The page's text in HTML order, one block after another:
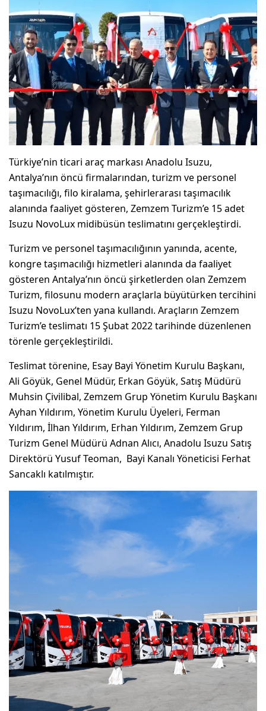
Türkiye’nin ticari araç markası Anadolu Isuzu,
Antalya’nın öncü firmalarından, turizm ve personel
taşımacılığı, filo kiralama, şehirlerarası taşımacılık
alanında faaliyet gösteren, Zemzem Turizm’e 15 adet
Isuzu NovoLux midibüsün teslimatını gerçekleştirdi.
Turizm ve personel taşımacılığının yanında, acente,
kongre taşımacılığı hizmetleri alanında da faaliyet
gösteren Antalya’nın öncü şirketlerden olan Zemzem
Turizm, filosunu modern araçlarla büyütürken tercihini
Isuzu NovoLux’ten yana kullandı. Araçların Zemzem
Turizm’e teslimatı 15 Şubat 2022 tarihinde düzenlenen
törenle gerçekleştirildi.
Teslimat törenine, Esay Bayi Yönetim Kurulu Başkanı,
Ali Göyük, Genel Müdür, Erkan Göyük, Satış Müdürü
Muhsin Çivilibal, Zemzem Grup Yönetim Kurulu Başkanı
Ayhan Yıldırım, Yönetim Kurulu Üyeleri, Ferman
Yıldırım, İlhan Yıldırım, Erhan Yıldırım, Zemzem Grup
Turizm Genel Müdürü Adnan Alıcı, Anadolu Isuzu Satış
Direktörü Yusuf Teoman, Bayi Kanalı Yöneticisi Ferhat
Sancaklı katılmıştır.